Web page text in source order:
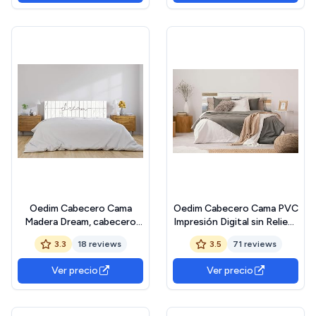
Oedim Cabecero Cama
Madera Dream, cabecero
Decorativo para Camas,
decoración para
Habitaciones
3.3 18 reviews
Ver precio
Oedim Cabecero Cama PVC
Impresión Digital sin Relieve
Textura Madera 150 x 60
cm | Disponible en Varias
Medidas | Cabecero Ligero,
Elegante, Resistente y
Económico
3.5 71 reviews
Ver precio